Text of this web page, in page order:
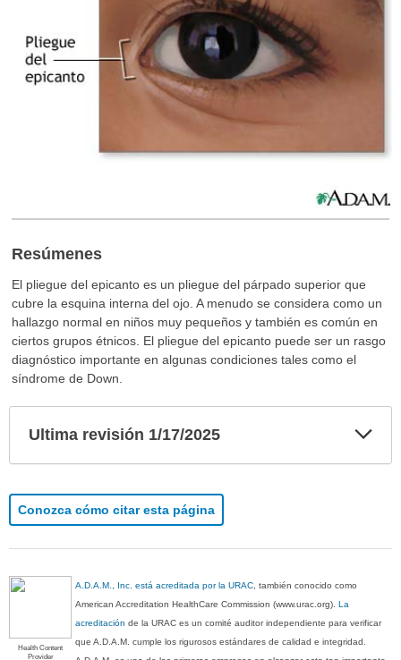
Resúmenes
El pliegue del epicanto es un pliegue del párpado superior que
cubre la esquina interna del ojo. A menudo se considera como un
hallazgo normal en niños muy pequeños y también es común en
ciertos grupos étnicos. El pliegue del epicanto puede ser un rasgo
diagnóstico importante en algunas condiciones tales como el
síndrome de Down.
Ultima revisión 1/17/2025
Conozca cómo citar esta página
Health Content
Provider
A.D.A.M., Inc. está acreditada por la URAC , también conocido como
American Accreditation HealthCare Commission (www.urac.org).La
acreditación de la URAC es un comité auditor independiente para verificar
que A.D.A.M. cumple los rigurosos estándares de calidad e integridad.